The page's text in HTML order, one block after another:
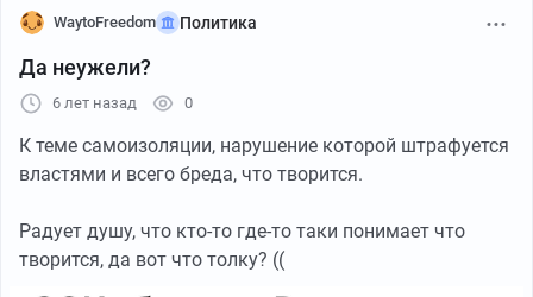
WaytoFreedom Политика
Да неужели?
6 лет назад 0
К теме самоизоляции, нарушение которой штрафуется
властями и всего бреда, что творится.
Радует душу, что кто-то где-то таки понимает что
творится, да вот что толку? ((